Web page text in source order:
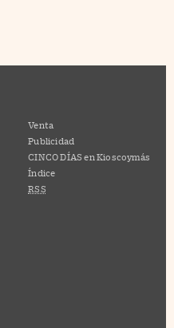
Venta
Publicidad
CINCO DÍAS en Kioscoymás
Índice
RSS